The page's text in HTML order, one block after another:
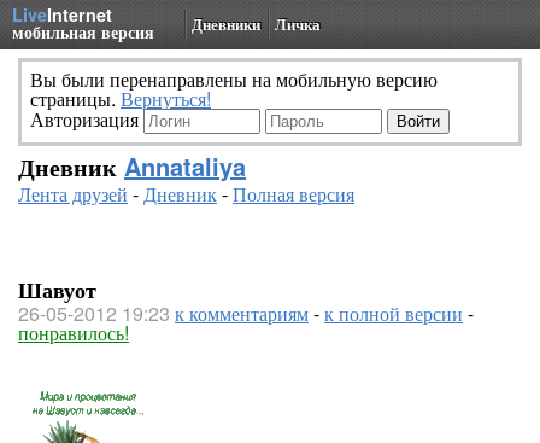
LiveInternet
мобильная версия Дневники Личка
Вы были перенаправлены на мобильную версию
страницы. Вернуться!
Авторизация
Дневник Annataliya
Лента друзей -Дневник-Полная версия
Шавуот
26-05-2012 19:23 к комментариям-к полной версии -
понравилось!